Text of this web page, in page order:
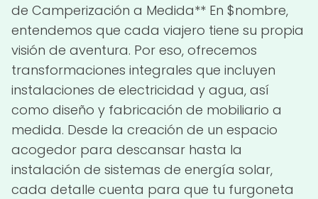
de Camperización a Medida** En $nombre,
entendemos que cada viajero tiene su propia
visión de aventura. Por eso, ofrecemos
transformaciones integrales que incluyen
instalaciones de electricidad y agua, así
como diseño y fabricación de mobiliario a
medida. Desde la creación de un espacio
acogedor para descansar hasta la
instalación de sistemas de energía solar,
cada detalle cuenta para que tu furgoneta